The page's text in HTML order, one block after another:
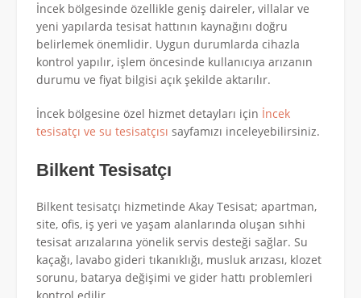
İncek bölgesinde özellikle geniş daireler, villalar ve
yeni yapılarda tesisat hattının kaynağını doğru
belirlemek önemlidir. Uygun durumlarda cihazla
kontrol yapılır, işlem öncesinde kullanıcıya arızanın
durumu ve fiyat bilgisi açık şekilde aktarılır.
İncek bölgesine özel hizmet detayları için İncek
tesisatçı ve su tesisatçısı sayfamızı inceleyebilirsiniz.
Bilkent Tesisatçı
Bilkent tesisatçı hizmetinde Akay Tesisat; apartman,
site, ofis, iş yeri ve yaşam alanlarında oluşan sıhhi
tesisat arızalarına yönelik servis desteği sağlar. Su
kaçağı, lavabo gideri tıkanıklığı, musluk arızası, klozet
sorunu, batarya değişimi ve gider hattı problemleri